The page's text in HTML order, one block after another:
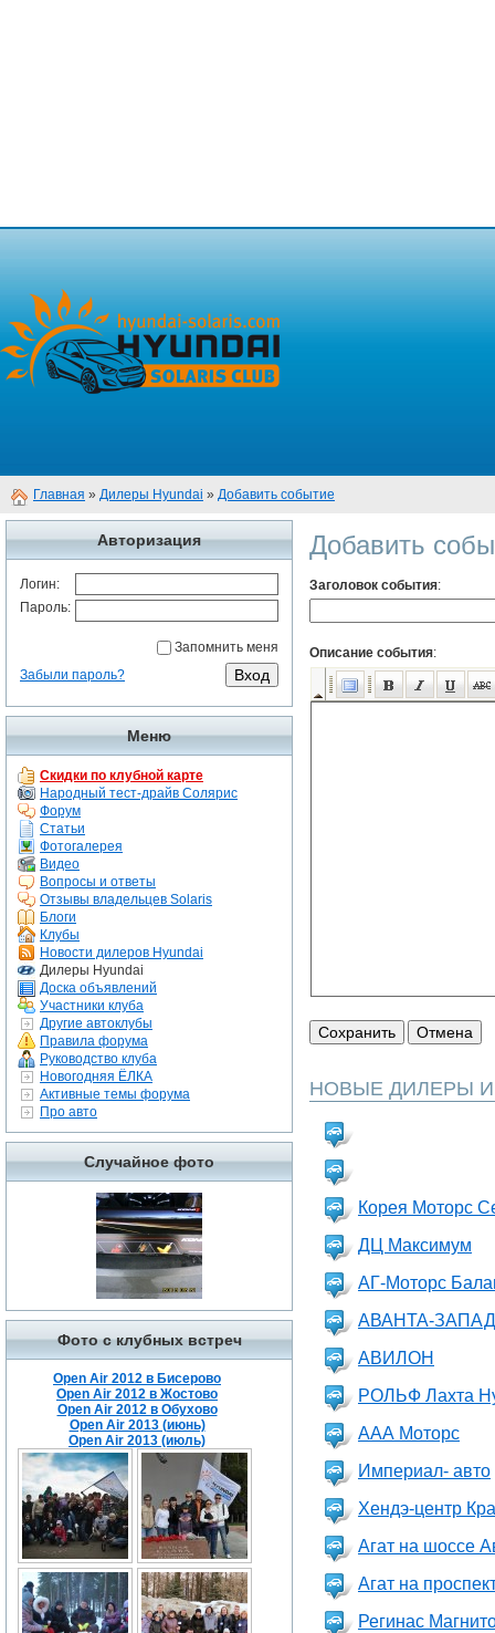
Главная » Дилеры Hyundai » Добавить событие
Авторизация
Логин:
Пароль:
Запомнить меня
Забыли пароль?
Меню
Скидки по клубной карте
Народный тест-драйв Солярис
Форум
Статьи
Фотогалерея
Видео
Вопросы и ответы
Отзывы владельцев Solaris
Блоги
Клубы
Новости дилеров Hyundai
Дилеры Hyundai
Доска объявлений
Участники клуба
Другие автоклубы
Правила форума
Руководство клуба
Новогодняя ЁЛКА
Активные темы форума
Про авто
Случайное фото
Фото с клубных встреч
Open Air 2012 в Бисерово
Open Air 2012 в Жостово
Open Air 2012 в Обухово
Open Air 2013 (июнь)
Open Air 2013 (июль)
Добавить
Заголовок события:
Описание события:
НОВЫЕ ДИЛЕРЫ
Корея Моторс
ДЦ Максимум
АГ-Моторс
АВАНТА-ЗАПАД
АВИЛОН
РОЛЬФ Лахта
ААА Моторс
Империал- авто
Хендэ-центр
Агат на шоссе
Агат на
Регинас